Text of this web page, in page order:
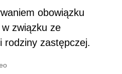
obowiązku
związku ze
rodziny zastępczej.